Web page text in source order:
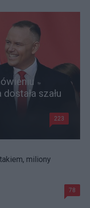
szału
223
miliony
78